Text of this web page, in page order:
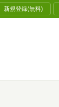
新規登録(無料)